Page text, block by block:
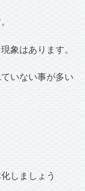
象はあります。
いない事が多い
しましょう